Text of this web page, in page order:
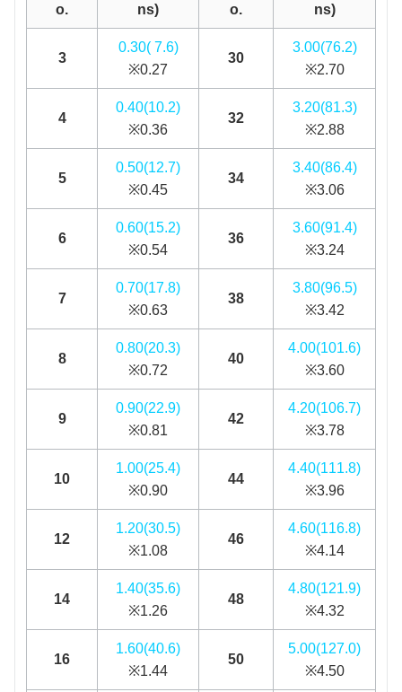
o.
ns)
o.
ns)
3
0.30( 7.6)
※0.27
30
3.00(76.2)
※2.70
4
0.40(10.2)
※0.36
32
3.20(81.3)
※2.88
5
0.50(12.7)
※0.45
34
3.40(86.4)
※3.06
6
0.60(15.2)
※0.54
36
3.60(91.4)
※3.24
7
0.70(17.8)
※0.63
38
3.80(96.5)
※3.42
8
0.80(20.3)
※0.72
40
4.00(101.6)
※3.60
9
0.90(22.9)
※0.81
42
4.20(106.7)
※3.78
10
1.00(25.4)
※0.90
44
4.40(111.8)
※3.96
12
1.20(30.5)
※1.08
46
4.60(116.8)
※4.14
14
1.40(35.6)
※1.26
48
4.80(121.9)
※4.32
16
1.60(40.6)
※1.44
50
5.00(127.0)
※4.50